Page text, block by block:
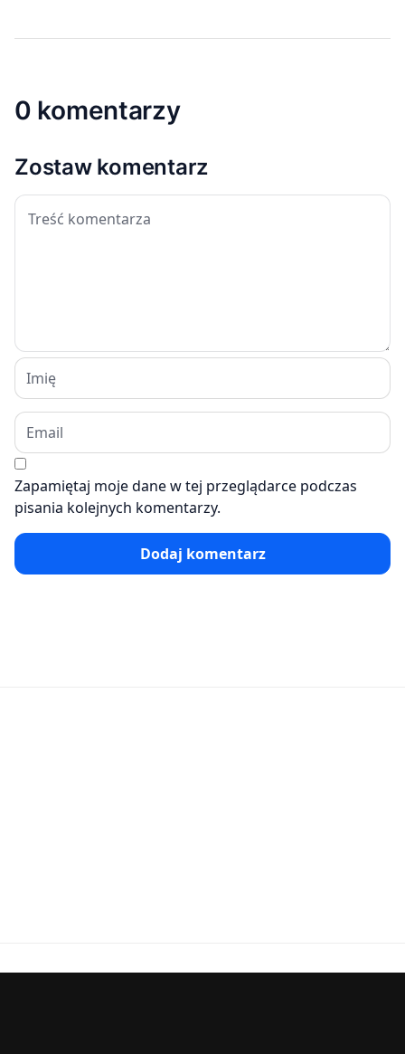
0 komentarzy
Zostaw komentarz
Zapamiętaj moje dane w tej przeglądarce podczas
pisania kolejnych komentarzy.
Dodaj komentarz